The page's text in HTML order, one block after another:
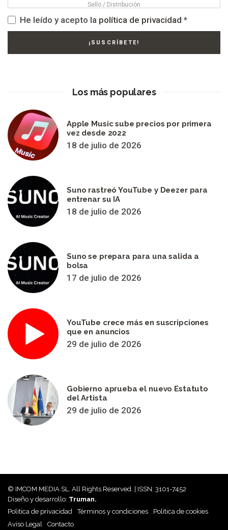
He leído y acepto la política de privacidad *
Los más populares
Apple Music sube precios por primera
vez desde 2022
18 de julio de 2026
Suno rastreó YouTube y Deezer para
entrenar su IA
18 de julio de 2026
Suno se prepara para una salida a
bolsa
17 de julio de 2026
YouTube crece más en suscripciones
que en anuncios
29 de julio de 2026
Gobierno aprueba el nuevo Estatuto
del Artista
29 de julio de 2026
© IMCOM MEDIA SL. All Rights Reserved. | ISSN: 3101-7452
Diseño y desarrollo: Truman.
Política de privacidad
Términos y condiciones
Política de cookies
Aviso Legal
Contacto